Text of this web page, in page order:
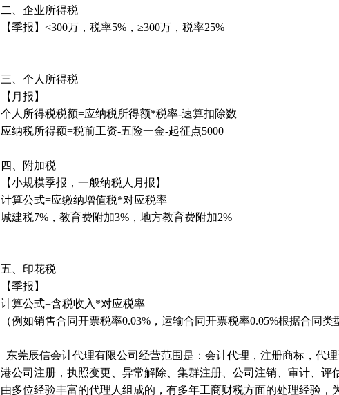
二、企业所得税
【季报】<300万，税率5%，≥300万，税率25%
三、个人所得税
【月报】
个人所得税税额=应纳税所得额*税率-速算扣除数
应纳税所得额=税前工资-五险一金-起征点5000
四、附加税
【小规模季报，一般纳税人月报】
计算公式=应缴纳增值税*对应税率
城建税7%，教育费附加3%，地方教育费附加2%
五、印花税
【季报】
计算公式=含税收入*对应税率
（例如销售合同开票税率0.03%，运输合同开票税率0.05%根据合同类
东莞辰信会计代理有限公司经营范围是：会计代理，注册商标，代
港公司注册，执照变更、异常解除、集群注册、公司注销、审计、评
由多位经验丰富的代理人组成的，有多年工商财税方面的处理经验，